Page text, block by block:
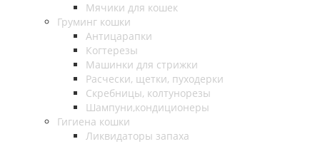
Мячики для кошек
Груминг кошки
Антицарапки
Когтерезы
Машинки для стрижки
Расчески, щетки, пуходерки
Скребницы, колтунорезы
Шампуни,кондиционеры
Гигиена кошки
Ликвидаторы запаха